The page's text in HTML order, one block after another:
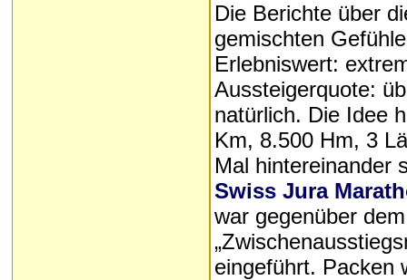
Die Berichte über
gemischten
Erlebniswert:
Aussteigerquote:
natürlich. Die Idee
Km, 8.500 Hm, 3
Mal hintereinander
Swiss Jura
war gegenüber
eingeführt. Packen